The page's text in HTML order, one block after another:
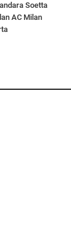
Soetta
AC Milan